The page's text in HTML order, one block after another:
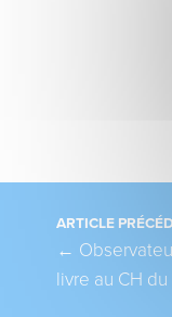
Pagination
ARTICLE
←
livre au CH